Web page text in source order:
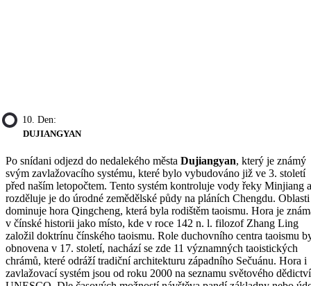
10. Den:
DUJIANGYAN
Po snídani odjezd do nedalekého města Dujiangyan, který je známý
svým zavlažovacího systému, které bylo vybudováno již ve 3. století
před naším letopočtem. Tento systém kontroluje vody řeky Minjiang a
rozděluje je do úrodné zemědělské půdy na pláních Chengdu. Oblasti
dominuje hora Qingcheng, která byla rodištěm taoismu. Hora je
v čínské historii jako místo, kde v roce 142 n. l. filozof Zhang Ling
založil doktrínu čínského taoismu. Role duchovního centra taoismu
obnovena v 17. století, nachází se zde 11 významných taoistických
chrámů, které odráží tradiční architekturu západního Sečuánu. Hora i
zavlažovací systém jsou od roku 2000 na seznamu světového dědictví